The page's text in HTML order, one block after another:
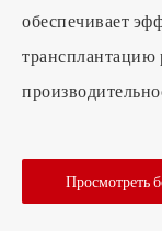
обеспечивает
трансплантацию
Просмотреть